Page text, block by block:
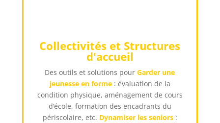
Collectivités et Structures
d'accueil
Des outils et solutions pourGarder une
jeunesse en forme: évaluation de la
condition physique, aménagement de cours
d’école, formation des encadrants du
périscolaire, etc. Dynamiser les seniors :